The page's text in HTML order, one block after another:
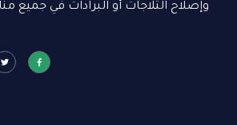
وإصلاح الثلاجات أو البرادات في جميع